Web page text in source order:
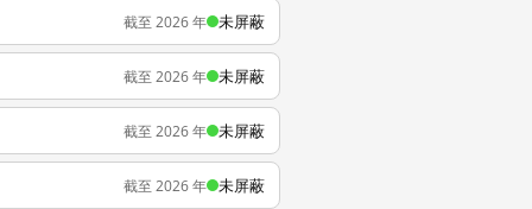
截至 2026 年 未屏蔽
截至 2026 年 未屏蔽
截至 2026 年 未屏蔽
截至 2026 年 未屏蔽